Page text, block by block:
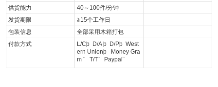
供货能力
40～100件/分钟
发货期限
≧15个工作日
包装信息
全部采用木箱打包
付款方式
L/Cþ D/A þ D/Pþ West
ern Unionþ Money Gra
m ¨ T/T¨ Paypal¨